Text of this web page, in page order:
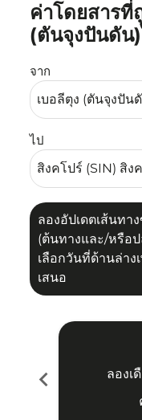
ค่าโดยสารที่
(ตันจุงปันดัน
จาก
ไป
ลองอัปเดตเส้นทา
(ต้นทางและ/หรือ
เลือกวันที่ด้านล่า
เสนอ
ลองอัปเดตเส้นทา
chevron_left
ลองเ